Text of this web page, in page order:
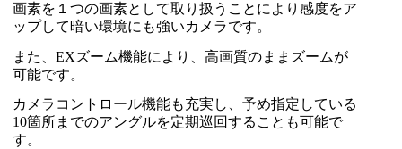
画素を１つの画素として取り扱うことにより感度をア
ップして暗い環境にも強いカメラです。
また、EXズーム機能により、高画質のままズームが
可能です。
カメラコントロール機能も充実し、予め指定している
10箇所までのアングルを定期巡回することも可能で
す。